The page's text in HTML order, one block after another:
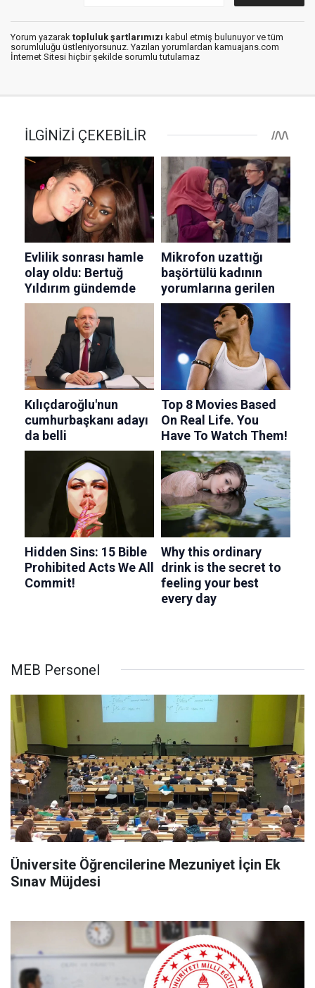
Yorum yazarak topluluk şartlarımızı kabul etmiş bulunuyor ve tüm
sorumluluğu üstleniyorsunuz. Yazılan yorumlardan kamuajans.com
İnternet Sitesi hiçbir şekilde sorumlu tutulamaz
MEB Personel
Üniversite Öğrencilerine Mezuniyet İçin Ek
Sınav Müjdesi